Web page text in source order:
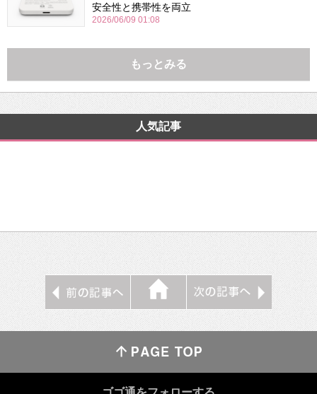
安全性と携帯性を両立
2026/06/09 01:08
もっとみる
人気記事